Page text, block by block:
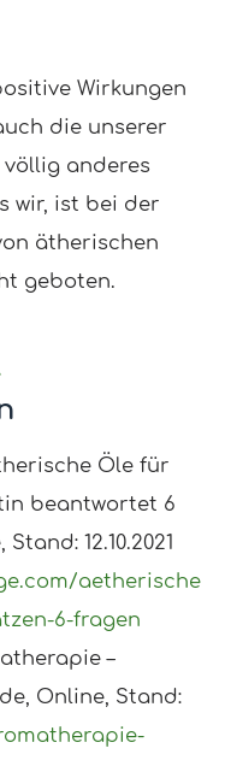
Wirkungen
die unserer
anderes
wir, ist bei der
ätherischen
geboten.
Öle für
beantwortet 6
12.10.2021
aetherische
6-fragen
–
Online, Stand: